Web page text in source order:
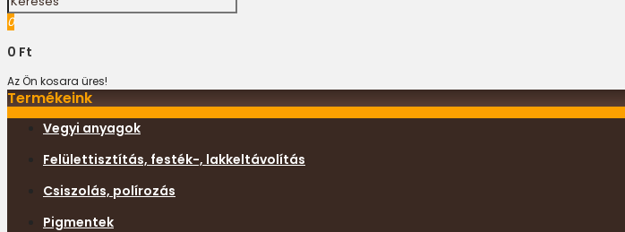
0
0 Ft
Az Ön kosara üres!
Termékeink
Vegyi anyagok
Felülettisztítás, festék-, lakkeltávolítás
Csiszolás, polírozás
Pigmentek